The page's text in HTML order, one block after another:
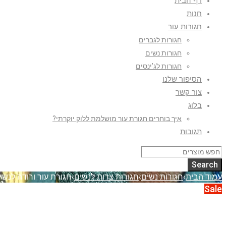
חנות
חגורות עור
חגורות לגברים
חגורות נשים
חגורות לג’ינסים
הסיפור שלנו
צור קשר
בלוג
איך בוחרים חגורת עור מושלמת ללוק יוקרתי?
תגובות
עמוד הבית›חגורות נשים›חגורות צרות לנשים›חגורת עור ורודה
Sale